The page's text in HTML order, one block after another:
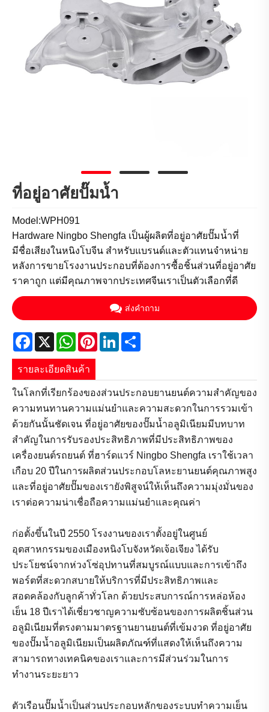
ที่อยู่อาศัยปั๊มน้ำ
Model:WPH091
Hardware Ningbo Shengfa เป็นผู้ผลิตที่อยู่อาศัยปั๊มน้ำที่
มีชื่อเสียงในหนิงโบจีน สำหรับแบรนด์และตัวแทนจำหน่าย
หลังการขายโรงงานประกอบที่ต้องการซื้อชิ้นส่วนที่อยู่อาศัย
ราคาถูก แต่มีคุณภาพจากประเทศจีนเราเป็นตัวเลือกที่ดี
ส่งคำถาม
Facebook
X WhatsApp
PinterestLinkedIn
รายละเอียดสินค้า
ในโลกที่เรียกร้องของส่วนประกอบยานยนต์ความสำคัญของ
ความทนทานความแม่นยำและความสะดวกในการรวมเข้า
ด้วยกันนั้นชัดเจน ที่อยู่อาศัยของปั๊มน้ำอลูมิเนียมมีบทบาท
สำคัญในการรับรองประสิทธิภาพที่มีประสิทธิภาพของ
เครื่องยนต์รถยนต์ ที่ฮาร์ดแวร์ Ningbo Shengfa เราใช้เวลา
เกือบ 20 ปีในการผลิตส่วนประกอบโลหะยานยนต์คุณภาพสูง
และที่อยู่อาศัยปั๊มของเรายังพิสูจน์ให้เห็นถึงความมุ่งมั่นของ
เราต่อความน่าเชื่อถือความแม่นยำและคุณค่า
ก่อตั้งขึ้นในปี 2550 โรงงานของเราตั้งอยู่ในศูนย์
อุตสาหกรรมของเมืองหนิงโบจังหวัดเจ้อเจียง ได้รับ
ประโยชน์จากห่วงโซ่อุปทานที่สมบูรณ์แบบและการเข้าถึง
พอร์ตที่สะดวกสบายให้บริการที่มีประสิทธิภาพและ
สอดคล้องกับลูกค้าทั่วโลก ด้วยประสบการณ์การหล่อห้อง
เย็น 18 ปีเราได้เชี่ยวชาญความซับซ้อนของการผลิตชิ้นส่วน
อลูมิเนียมที่ตรงตามมาตรฐานยานยนต์ที่เข้มงวด ที่อยู่อาศัย
ของปั๊มน้ำอลูมิเนียมเป็นผลิตภัณฑ์ที่แสดงให้เห็นถึงความ
สามารถทางเทคนิคของเราและการมีส่วนร่วมในการ
ทำงานระยะยาว
ตัวเรือนปั๊มน้ำเป็นส่วนประกอบหลักของระบบทำความเย็น